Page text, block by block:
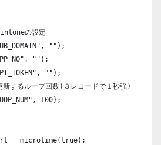
の設定
"");
"");
"");
するループ回数(３レコードで１秒強)
100);
= microtime(true);